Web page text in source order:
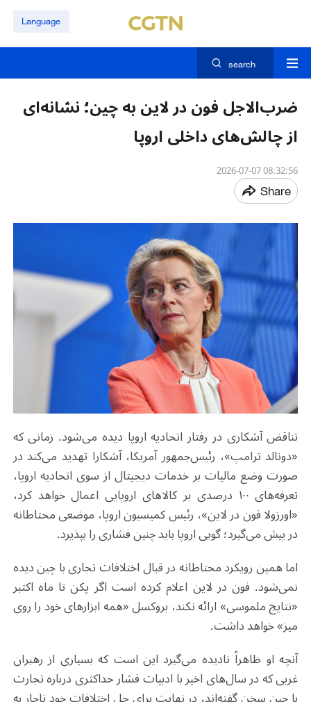
Language
search
ضرب‌الاجل فون در لاین به چین؛ نشانه‌ای
از چالش‌های داخلی اروپا
08:32:56 2026-07-07
Share
تناقض آشکاری در رفتار اتحادیه اروپا دیده می‌شود. زمانی که
«دونالد ترامپ»، رئیس‌جمهور آمریکا، آشکارا تهدید می‌کند در
صورت وضع مالیات بر خدمات دیجیتال از سوی اتحادیه اروپا،
تعرفه‌های ۱۰۰ درصدی بر کالاهای اروپایی اعمال خواهد کرد،
«اورزولا فون در لاین»، رئیس کمیسیون اروپا، موضعی محتاطانه
در پیش می‌گیرد؛ گویی اروپا باید چنین فشاری را بپذیرد.
اما همین رویکرد محتاطانه در قبال اختلافات تجاری با چین دیده
نمی‌شود. فون در لاین اعلام کرده است اگر پکن تا ماه اکتبر
«نتایج ملموسی» ارائه نکند، بروکسل «همه ابزارهای خود را روی
میز» خواهد داشت.
آنچه او ظاهراً نادیده می‌گیرد این است که بسیاری از رهبران
غربی که در سال‌های اخیر با ادبیات فشار حداکثری درباره تجارت